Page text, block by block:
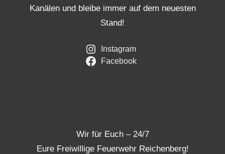
Kanälen und bleibe immer auf dem neuesten
Stand!
Instagram
Facebook
Wir für Euch – 24/7
Eure Freiwillige Feuerwehr Reichenberg!